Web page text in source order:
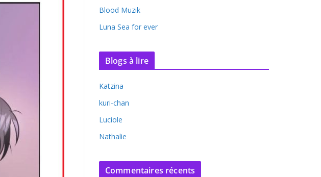
Blood Muzik
Luna Sea for ever
Blogs à lire
Katzina
kuri-chan
Luciole
Nathalie
Commentaires récents